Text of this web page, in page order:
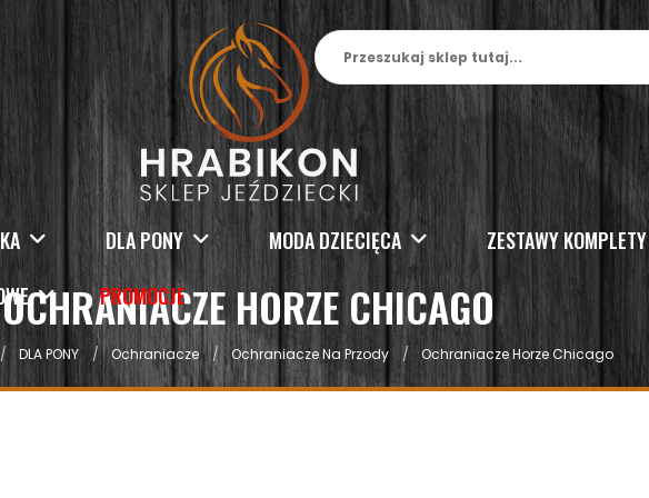
DLA PONY MODA DZIECIĘCA ZESTAWY KOMPLETY
PROMOCJE
OCHRANIACZE HORZE CHICAGO
DLA PONY Ochraniacze Ochraniacze Na Przody Ochraniacze Horze Chicago